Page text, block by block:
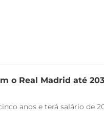
o Real Madrid até
anos e terá salário de